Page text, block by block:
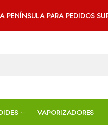
PARA PEDIDOS
VAPORIZADORES